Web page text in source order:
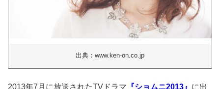
出典：www.ken-on.co.jp
2013年7月に放送されたTVドラマ 『ショムニ2013』 に出